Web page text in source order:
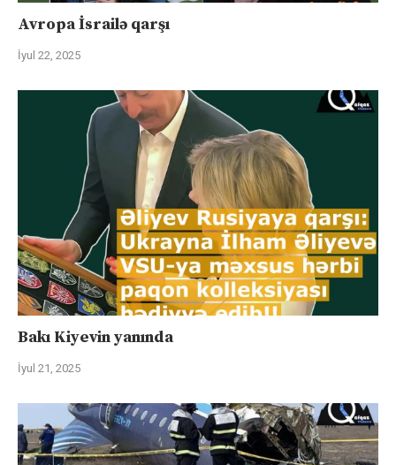
Avropa İsrailə qarşı
İyul 22, 2025
Bakı Kiyevin yanında
İyul 21, 2025